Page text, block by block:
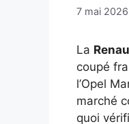
7 mai 2026
La
coupé
l’Opel
marché
quoi